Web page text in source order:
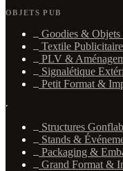
OBJETS PUB
Goodies & Objets
Textile Publicitaire
PLV &
Signalétique
Petit Format &
·
Structures
Stands &
Packaging &
Grand Format &